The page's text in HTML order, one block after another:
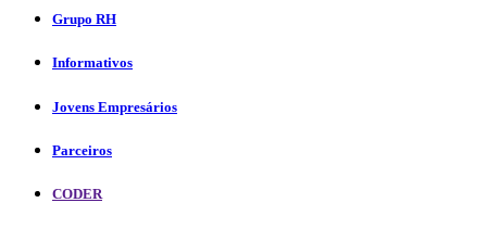
Grupo RH
Informativos
Jovens Empresários
Parceiros
CODER